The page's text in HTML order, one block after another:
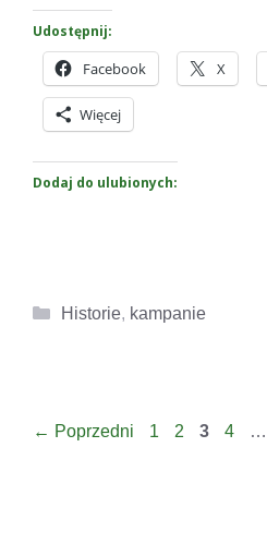
Udostępnij:
Facebook X
Więcej
Dodaj do ulubionych:
Kategorie
Historie, kampanie
← Poprzedni Strona
1 Strona
2 Strona
3 Strona
4 …